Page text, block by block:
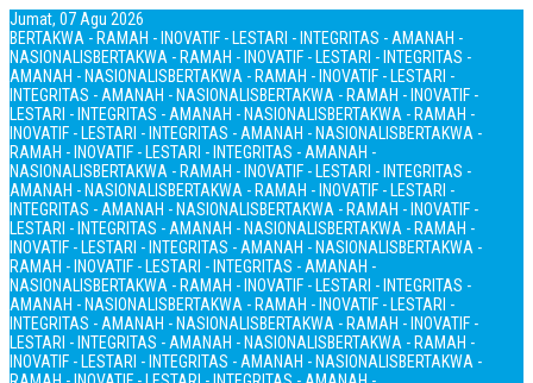
Jumat, 07 Agu 2026
BERTAKWA - RAMAH - INOVATIF - LESTARI - INTEGRITAS - AMANAH -
NASIONALISBERTAKWA - RAMAH - INOVATIF - LESTARI - INTEGRITAS -
AMANAH - NASIONALISBERTAKWA - RAMAH - INOVATIF - LESTARI -
INTEGRITAS - AMANAH - NASIONALISBERTAKWA - RAMAH - INOVATIF -
LESTARI - INTEGRITAS - AMANAH - NASIONALISBERTAKWA - RAMAH -
INOVATIF - LESTARI - INTEGRITAS - AMANAH - NASIONALISBERTAKWA -
RAMAH - INOVATIF - LESTARI - INTEGRITAS - AMANAH -
NASIONALISBERTAKWA - RAMAH - INOVATIF - LESTARI - INTEGRITAS -
AMANAH - NASIONALISBERTAKWA - RAMAH - INOVATIF - LESTARI -
INTEGRITAS - AMANAH - NASIONALISBERTAKWA - RAMAH - INOVATIF -
LESTARI - INTEGRITAS - AMANAH - NASIONALISBERTAKWA - RAMAH -
INOVATIF - LESTARI - INTEGRITAS - AMANAH - NASIONALISBERTAKWA -
RAMAH - INOVATIF - LESTARI - INTEGRITAS - AMANAH -
NASIONALISBERTAKWA - RAMAH - INOVATIF - LESTARI - INTEGRITAS -
AMANAH - NASIONALISBERTAKWA - RAMAH - INOVATIF - LESTARI -
INTEGRITAS - AMANAH - NASIONALISBERTAKWA - RAMAH - INOVATIF -
LESTARI - INTEGRITAS - AMANAH - NASIONALISBERTAKWA - RAMAH -
INOVATIF - LESTARI - INTEGRITAS - AMANAH - NASIONALISBERTAKWA -